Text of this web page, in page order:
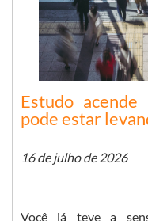
Estudo
pode estar
16 de julho de 2026
Você já teve a